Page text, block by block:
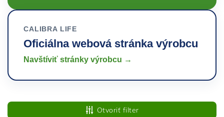
CALIBRA LIFE
Oficiálna webová stránka výrobcu
Navštíviť stránky výrobcu →
Otvoriť filter